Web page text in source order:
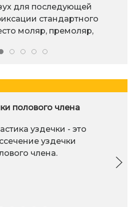
для последующей
стандартного
моляр, премоляр,
полового члена
уздечки - это
уздечки
члена.